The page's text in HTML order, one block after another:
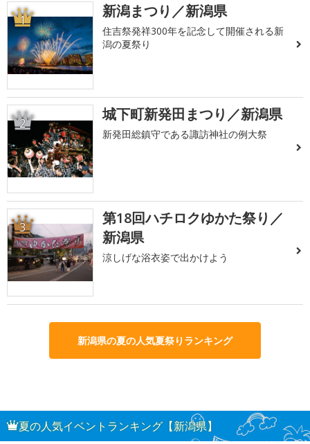
1 新潟まつり／新潟県
住吉祭発祥300年を記念して開催される新
潟の夏祭り
2 城下町新発田まつり／新潟県
新発田総鎮守である諏訪神社の例大祭
3
第18回ハチロクゆかた祭り／
新潟県
涼しげな浴衣姿で出かけよう
新潟県の夏の人気夏祭りランキング
夏の人気イベントランキング【新潟県】